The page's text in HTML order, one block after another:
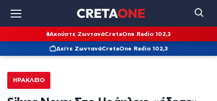
Ακούστε ΖωντανάCretaOne Radio 102,3
Δείτε ΖωντανάCretaOne Radio 102,3
ΗΡΆΚΛΕΙΟ